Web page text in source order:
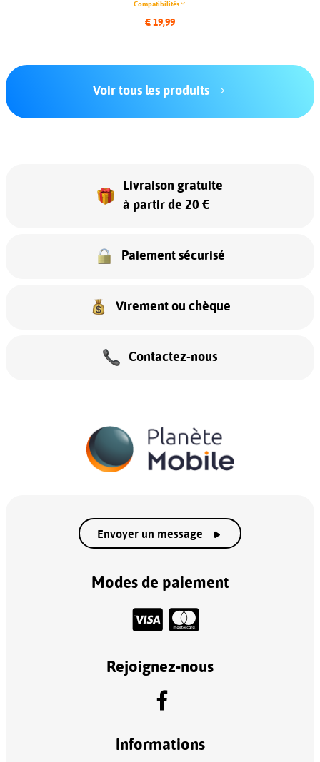
Compatibilités
€ 19,99
Voir tous les produits
Livraison gratuite
à partir de 20 €
Paiement sécurisé
Virement ou chèque
Contactez-nous
Envoyer un message
Modes de paiement
Rejoignez-nous
Informations